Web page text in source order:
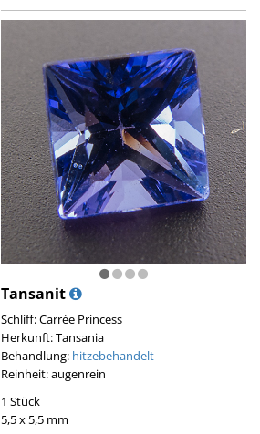
Tansanit
Schliff: Carrée Princess
Herkunft: Tansania
Behandlung: hitzebehandelt
Reinheit: augenrein
1 Stück
5,5 x 5,5 mm